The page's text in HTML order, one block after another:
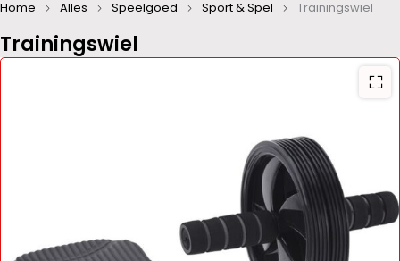
Trainingswiel
Home Alles Speelgoed Sport & Spel Trainingswiel